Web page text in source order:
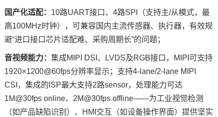
国产化适配： 10路UART接口、4路SPI
（支持主/从模式，最
高100MHz时钟），可兼容国内主流传感器、执行器，有效规
避“进口接口芯片适配难、采购周期长”的问题；
音视频能力： 集成MIPI DSI、LVDS及RGB接口，MIPI可支持
1920×1200@60fps分辨率显示；支持4-lane/2-lane MIPI
CSI，集成的ISP最大支持2路sensor，处理能力可达
1M@30fps online、2M@30fps offline——为工业视觉检测
（如产品缺陷识别）、HMI交互（如设备操作界面）提供坚实